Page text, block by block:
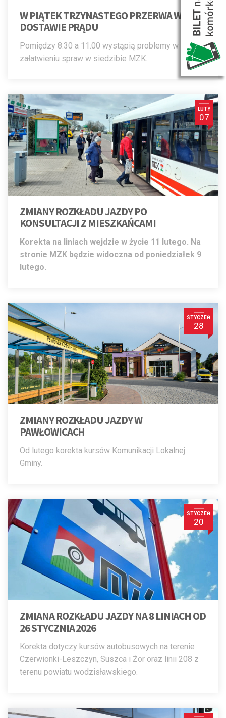
W PIĄTEK TRZYNASTEGO PRZERWA W
DOSTAWIE PRĄDU
Pomiędzy 8.30 a 11.00 wystąpią problemy w
załatwieniu spraw w siedzibie MZK.
LUTY
07
ZMIANY ROZKŁADU JAZDY PO
KONSULTACJI Z MIESZKAŃCAMI
Korekta na liniach wejdzie w życie 11 lutego. Na
stronie MZK będzie widoczna od poniedziałek 9
lutego.
STYCZEŃ
28
ZMIANY ROZKŁADU JAZDY W
PAWŁOWICACH
Od lutego korekta kursów Komunikacji Lokalnej
Gminy.
STYCZEŃ
20
ZMIANA ROZKŁADU JAZDY NA 8 LINIACH OD
26 STYCZNIA 2026
Korekta dotyczy kursów autobusowych na terenie
Czerwionki-Leszczyn, Suszca i Żor oraz linii 208 z
terenu powiatu wodzisławskiego.